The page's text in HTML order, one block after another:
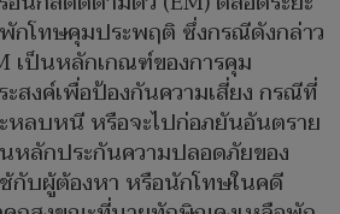
พักโทษคุมประพฤติ ซึ่งกรณีดังกล่าว
เป็นหลักเกณฑ์ของการคุม
สงค์เพื่อป้องกันความเสี่ยง กรณีที่
หลบหนี หรือจะไปก่อภยันอันตราย
หลักประกันความปลอดภัยของ
กับผู้ต้องหา หรือนักโทษในคดี